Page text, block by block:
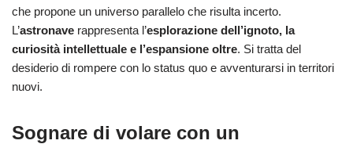
che propone un universo parallelo che risulta incerto.
L’astronave rappresenta l’esplorazione dell’ignoto, la
curiosità intellettuale e l’espansione oltre. Si tratta del
desiderio di rompere con lo status quo e avventurarsi in territori
nuovi.
Sognare di volare con un